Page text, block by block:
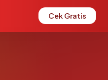
Cek Gratis